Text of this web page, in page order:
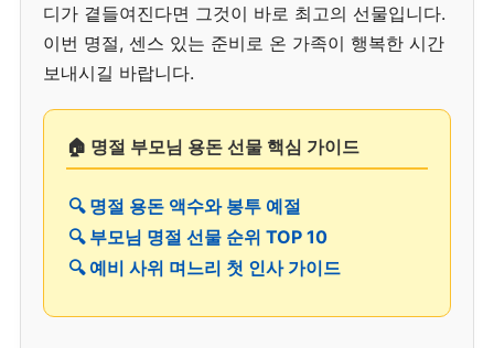
디가 곁들여진다면 그것이 바로 최고의 선물입니다.
이번 명절, 센스 있는 준비로 온 가족이 행복한 시간
보내시길 바랍니다.
🏠 명절 부모님 용돈 선물 핵심 가이드
🔍 명절 용돈 액수와 봉투 예절
🔍 부모님 명절 선물 순위 TOP 10
🔍 예비 사위 며느리 첫 인사 가이드